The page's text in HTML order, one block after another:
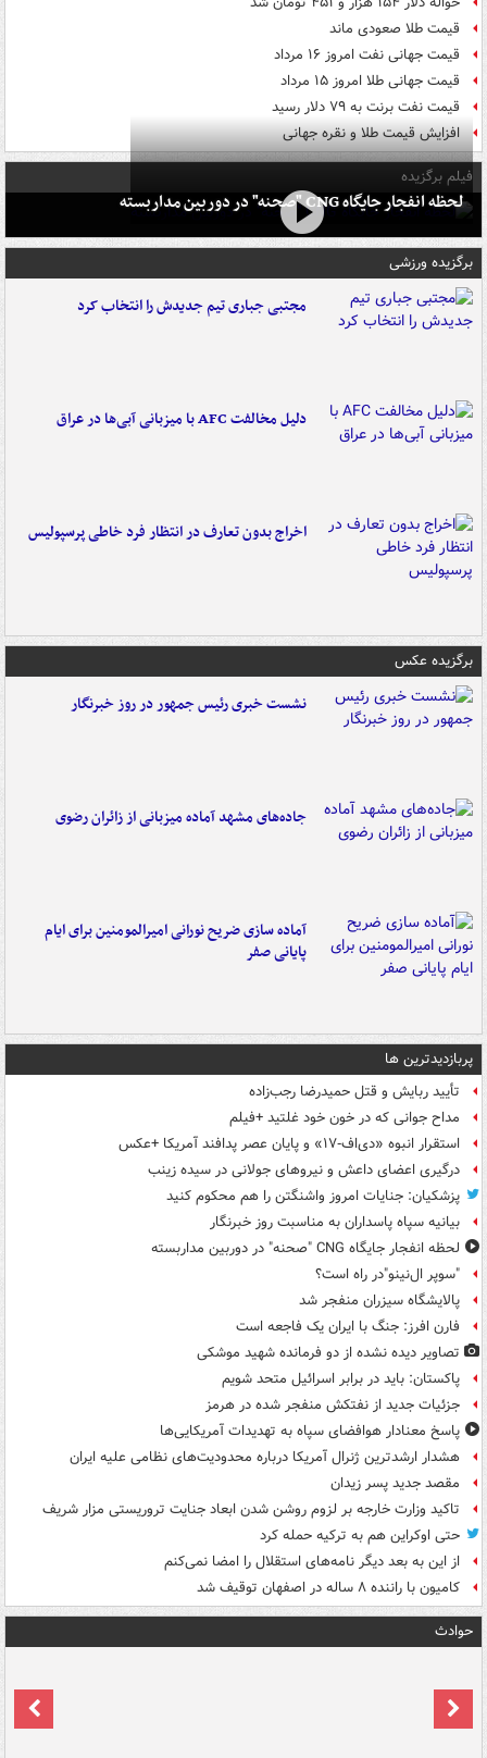
قیمت طلا صعودی ماند
قیمت جهانی نفت امروز ۱۶ مرداد
قیمت جهانی طلا امروز ۱۵ مرداد
قیمت نفت برنت به ۷۹ دلار رسید
افزایش قیمت طلا و نقره جهانی
فیلم برگزیده
لحظه انفجار جایگاه CNG "صحنه" در دوربین مداربسته
برگزیده ورزشی
مجتبی جباری تیم جدیدش را انتخاب کرد
دلیل مخالفت AFC با میزبانی آبی‌ها در عراق
اخراج بدون تعارف در انتظار فرد خاطی پرسپولیس
برگزیده عکس
نشست خبری رئیس جمهور در روز خبرنگار
جاده‌های مشهد آماده میزبانی از زائران رضوی
آماده سازی ضریح نورانی امیرالمومنین برای ایام
پایانی صفر
پربازدیدترین ها
تأیید ربایش و قتل حمیدرضا رجب‌زاده
مداح جوانی که در خون خود غلتید +فیلم
استقرار انبوه «دی‌اف‑۱۷» و پایان عصر پدافند آمریکا +عکس
درگیری اعضای داعش و نیروهای جولانی در سیده زینب
پزشکیان: جنایات امروز واشنگتن را هم محکوم کنید
بیانیه سپاه پاسداران به مناسبت روز خبرنگار
لحظه انفجار جایگاه CNG "صحنه" در دوربین مداربسته
"سوپر ال‌نینو"در راه است؟
پالایشگاه سیزران منفجر شد
فارن افرز: جنگ با ایران یک فاجعه است
تصاویر دیده‌ نشده از دو فرمانده شهید موشکی
پاکستان: باید در برابر اسرائیل متحد شویم
جزئیات جدید از نفتکش منفجر شده در هرمز
پاسخ معنادار هوافضای سپاه به تهدیدات آمریکایی‌ها
هشدار ارشدترین ژنرال آمریکا درباره محدودیت‌های نظامی علیه ایران
مقصد جدید پسر زیدان
تاکید وزارت خارجه بر لزوم روشن شدن ابعاد جنایت تروریستی مزار شریف
حتی اوکراین هم به ترکیه حمله کرد
از این به بعد دیگر نامه‌های استقلال را امضا نمی‌کنم
کامیون با راننده ۸ ساله در اصفهان توقیف شد
حوادث